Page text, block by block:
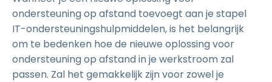
ondersteuning op afstand toevoegt aan je stapel
IT-ondersteuningshulpmiddelen, is het belangrijk
om te bedenken hoe de nieuwe oplossing voor
ondersteuning op afstand in je werkstroom zal
passen. Zal het gemakkelijk zijn voor zowel je